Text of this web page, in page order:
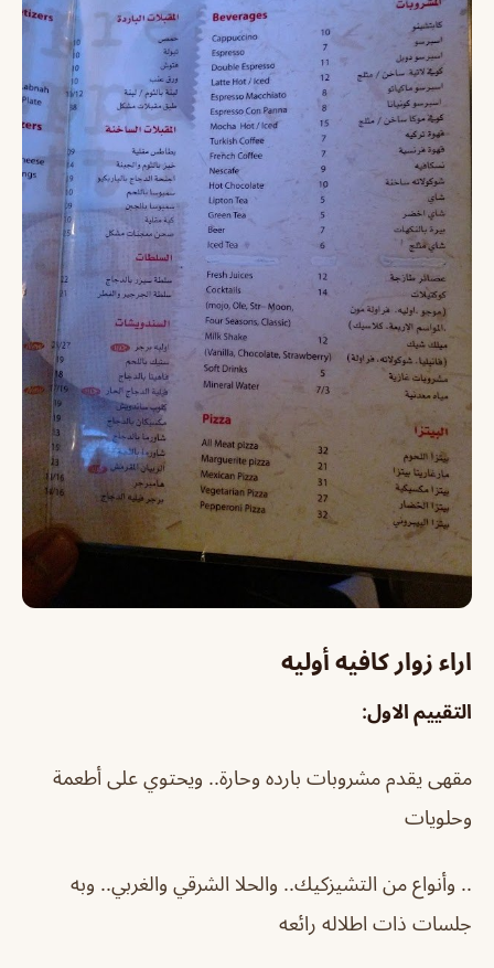
اراء زوار كافيه أوليه
التقييم الاول:
مقهى يقدم مشروبات بارده وحارة.. ويحتوي على أطعمة
وحلويات
.. وأنواع من التشيزكيك.. والحلا الشرقي والغربي.. وبه
جلسات ذات اطلاله رائعه